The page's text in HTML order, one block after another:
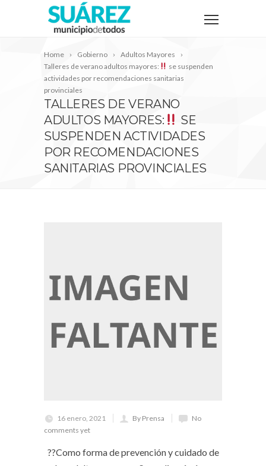
Home Gobierno
Adultos Mayores
Talleres de verano adultos mayores:
se suspenden
actividades por recomendaciones sanitarias
provinciales
TALLERES DE VERANO
ADULTOS MAYORES:
SE
SUSPENDEN ACTIVIDADES
POR RECOMENDACIONES
SANITARIAS PROVINCIALES
16 enero, 2021 By Prensa
No
comments yet
??Como forma de prevención y cuidado de